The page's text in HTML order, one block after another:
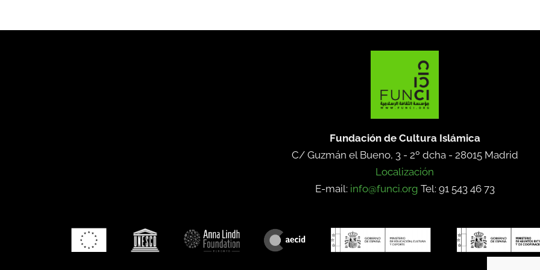
Fundación de Cultura Islámica
C/ Guzmán el Bueno, 3 - 2º dcha - 28015 Madrid
Localización
E-mail: info@funci.org Tel: 91 543 46 73